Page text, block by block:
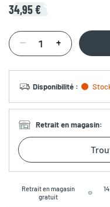
34,95 €
Disponibilité :
Retrait en magasin:
Retrait en magasin
gratuit